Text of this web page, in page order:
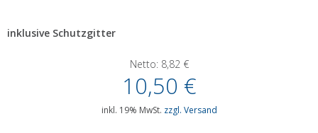
inklusive Schutzgitter
Netto: 8,82 €
10,50 €
inkl. 19% MwSt. zzgl. Versand